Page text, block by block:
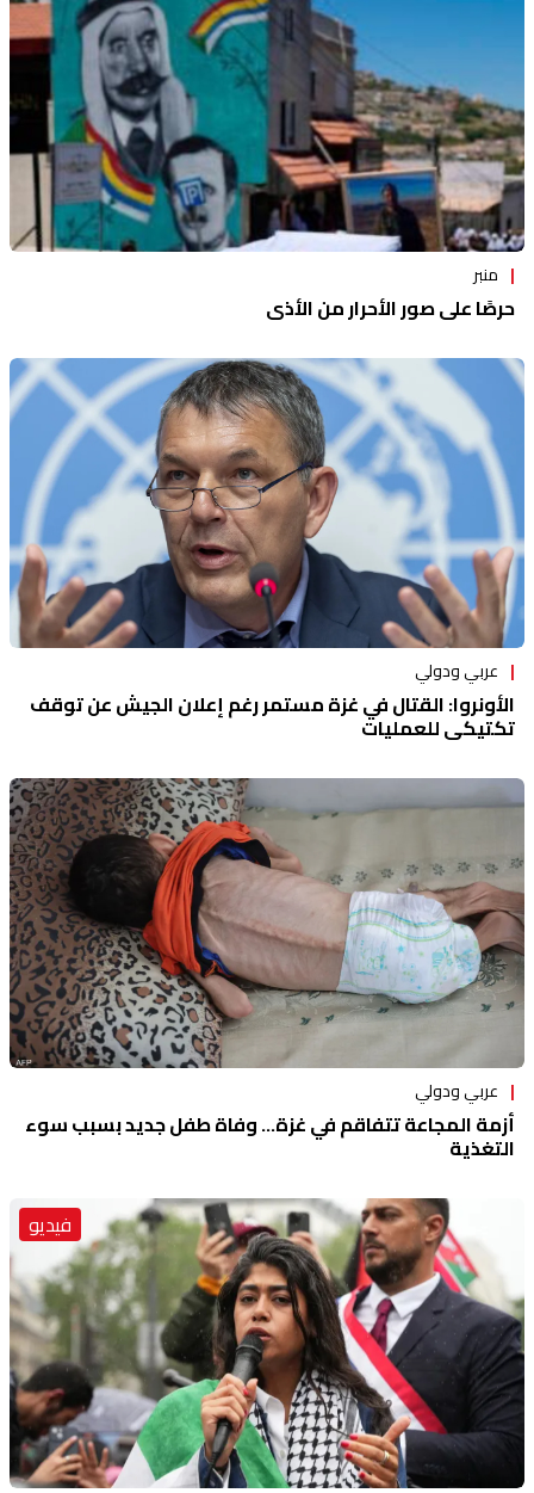
منبر
حرصًا على صور الأحرار من الأذى
عربي ودولي
الأونروا: القتال في غزة مستمر رغم إعلان الجيش عن توقف
تكتيكي للعمليات
عربي ودولي
أزمة المجاعة تتفاقم في غزة... وفاة طفل جديد بسبب سوء
التغذية
فيديو